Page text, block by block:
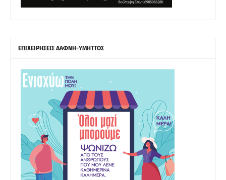
ΕΠΙΧΕΙΡΗΣΕΙΣ ΔΑΦΝΗ-ΥΜΗΤΤΟΣ